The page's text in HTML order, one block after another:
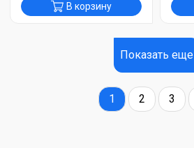
В корзину
Показать еще
1 2 3